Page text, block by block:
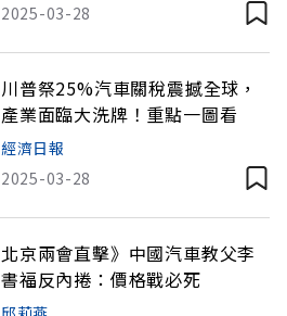
2025-03-28
川普祭25%汽車關稅震撼全球，
產業面臨大洗牌！重點一圖看
經濟日報
2025-03-28
北京兩會直擊》中國汽車教父李
書福反內捲：價格戰必死